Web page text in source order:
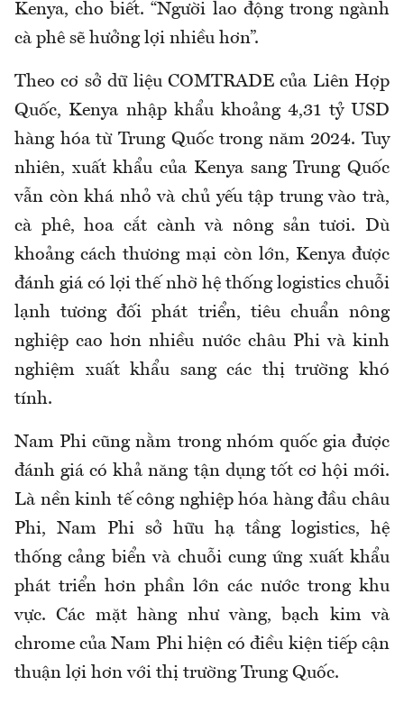
Kenya, cho biết. “Người lao động trong ngành
cà phê sẽ hưởng lợi nhiều hơn”.
Theo cơ sở dữ liệu COMTRADE của Liên Hợp
Quốc, Kenya nhập khẩu khoảng 4,31 tỷ USD
hàng hóa từ Trung Quốc trong năm 2024. Tuy
nhiên, xuất khẩu của Kenya sang Trung Quốc
vẫn còn khá nhỏ và chủ yếu tập trung vào trà,
cà phê, hoa cắt cành và nông sản tươi. Dù
khoảng cách thương mại còn lớn, Kenya được
đánh giá có lợi thế nhờ hệ thống logistics chuỗi
lạnh tương đối phát triển, tiêu chuẩn nông
nghiệp cao hơn nhiều nước châu Phi và kinh
nghiệm xuất khẩu sang các thị trường khó
tính.
Nam Phi cũng nằm trong nhóm quốc gia được
đánh giá có khả năng tận dụng tốt cơ hội mới.
Là nền kinh tế công nghiệp hóa hàng đầu châu
Phi, Nam Phi sở hữu hạ tầng logistics, hệ
thống cảng biển và chuỗi cung ứng xuất khẩu
phát triển hơn phần lớn các nước trong khu
vực. Các mặt hàng như vàng, bạch kim và
chrome của Nam Phi hiện có điều kiện tiếp cận
thuận lợi hơn với thị trường Trung Quốc.